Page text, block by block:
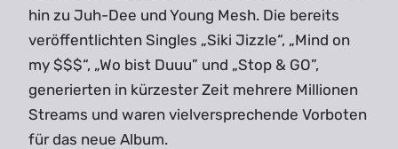
hin zu Juh-Dee und Young Mesh. Die bereits
veröffentlichten Singles „Siki Jizzle“, „Mind on
my $$$“, „Wo bist Duuu” und „Stop & GO”,
generierten in kürzester Zeit mehrere Millionen
Streams und waren vielversprechende Vorboten
für das neue Album.